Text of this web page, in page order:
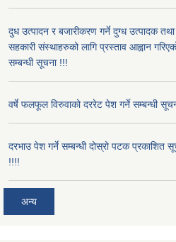
दुध उत्पादन र बजारीकरण गर्ने दुग्ध उत्पादक
सहकारी संस्थाहरुको लागि प्रस्ताव आह्वान
सम्बन्धी सूचना !!!
वर्षे फलफूल विरुवाको दररेट पेश गर्ने सम्बन्धी
दरभाउ पेश गर्ने सम्बन्धी दोस्रो पटक प्रकाशित
!!!!
अन्य